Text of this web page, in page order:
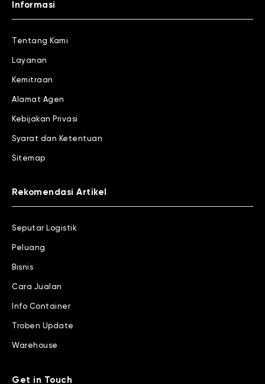
Informasi
Tentang Kami
Layanan
Kemitraan
Alamat Agen
Kebijakan Privasi
Syarat dan Ketentuan
Sitemap
Rekomendasi Artikel
Seputar Logistik
Peluang
Bisnis
Cara Jualan
Info Container
Troben Update
Warehouse
Get in Touch